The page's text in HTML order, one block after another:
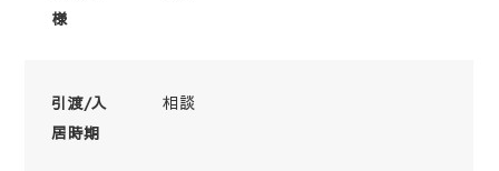
様
引渡/入
居時期
相談